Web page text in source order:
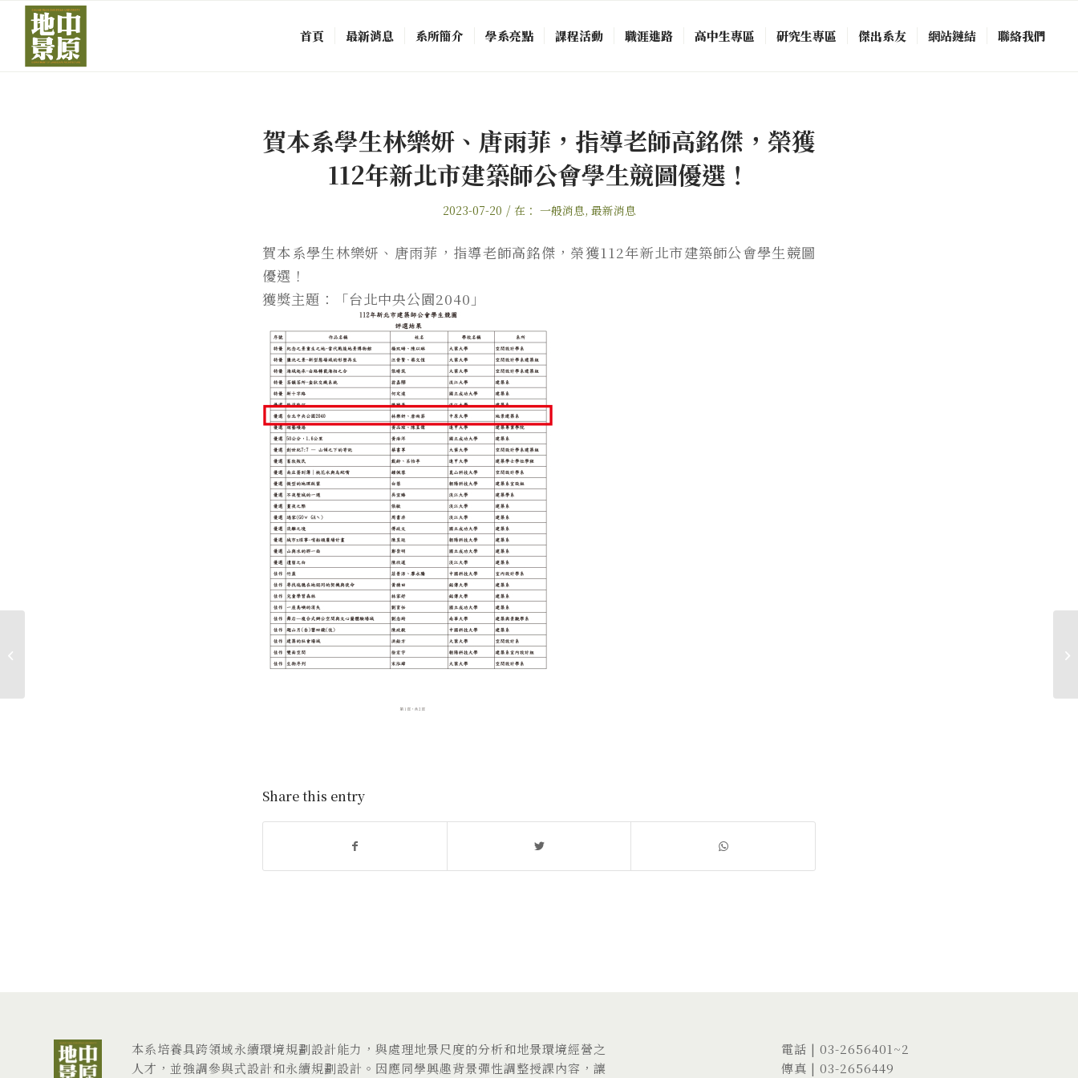
首頁 最新消息 系所簡介 學系亮點 課程活動 職涯進路 高中生專區 研究生專區 傑出系友 網站鏈結 聯絡我們
賀本系學生林樂妍、唐雨菲，指導老師高銘傑，榮獲
112年新北市建築師公會學生競圖優選！
2023-07-20 / 在： 一般消息, 最新消息
賀本系學生林樂妍、唐雨菲，指導老師高銘傑，榮獲112年新北市建築師公會學生競圖
優選！
獲獎主題：「台北中央公園2040」
Share this entry
本系培養具跨領域永續環境規劃設計能力，與處理地景尺度的分析和地景環境經營之
人才，並強調參與式設計和永續規劃設計。因應同學興趣背景彈性調整授課內容，讓
電話 |03-2656401 ~2
傳真 | 03-2656449